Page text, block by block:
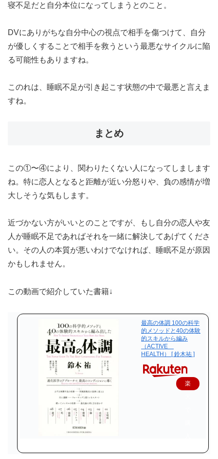
寝不足だと自分本位になってしまうとのこと。
DVにありがちな自分中心の視点で相手を傷つけて、自分
が優しくすることで相手を救うという最悪なサイクルに陥
る可能性もありますね。
このれは、睡眠不足が引き起こす状態の中で最悪と言えま
すね。
まとめ
この①〜④により、関わりたくない人になってしまします
ね。特に恋人となると距離が近い分怒りや、負の感情が増
大しそうな気もします。
近づかない方がいいとのことですが、もし自分の恋人や友
人が睡眠不足であればそれを一緒に解決してあげてくださ
い。その人の本質が悪いわけでなければ、睡眠不足が原因
かもしれません。
この動画で紹介していた書籍↓
最高の体調 100の科学
的メソッドと40の体験
的スキルから編み
（ACTIVE
HEALTH） [ 鈴木祐 ]
楽